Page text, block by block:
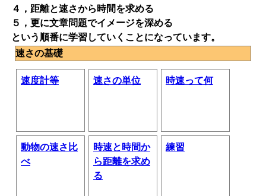
４，距離と速さから時間を求める
５，更に文章問題でイメージを深める
という順番に学習していくことになっています。
速さの基礎
速度計等 速さの単位 時速って何
動物の速さ比
べ
時速と時間か
ら距離を求め
る
練習